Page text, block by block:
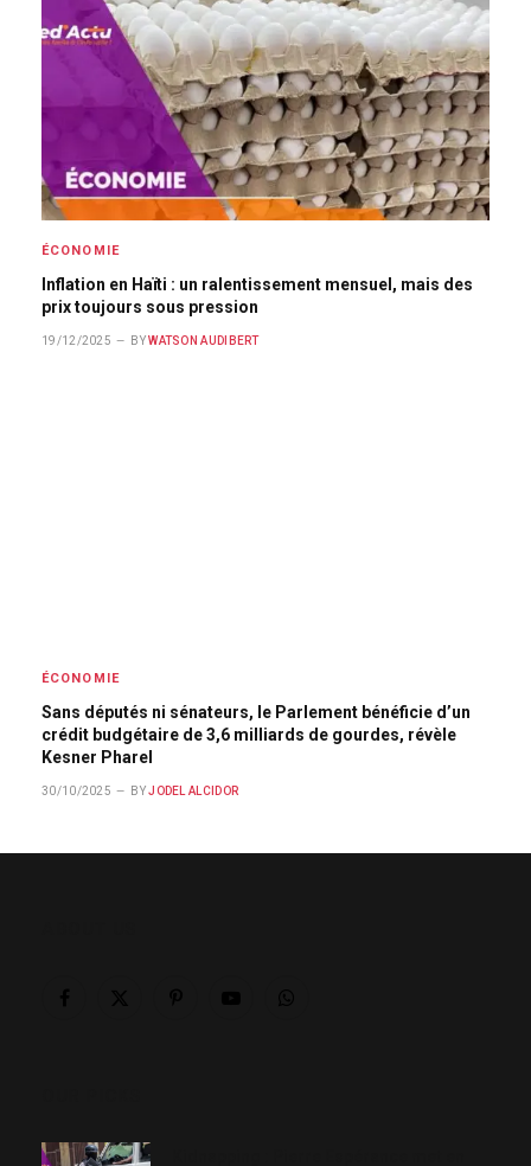
ÉCONOMIE
Inflation en Haïti : un ralentissement mensuel, mais des
prix toujours sous pression
19/12/2025 BY WATSON AUDIBERT
ÉCONOMIE
Sans députés ni sénateurs, le Parlement bénéficie d’un
crédit budgétaire de 3,6 milliards de gourdes, révèle
Kesner Pharel
30/10/2025 BY JODEL ALCIDOR